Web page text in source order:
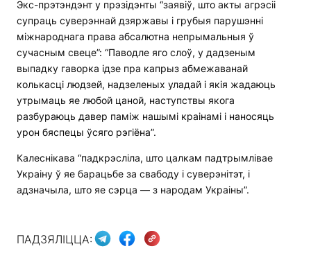
Экс-прэтэндэнт у прэзідэнты “заявіў, што акты агрэсіі
супраць суверэннай дзяржавы і грубыя парушэнні
міжнароднага права абсалютна непрымальныя ў
сучасным свеце”: “Паводле яго слоў, у дадзеным
выпадку гаворка ідзе пра капрыз абмежаванай
колькасці людзей, надзеленых уладай і якія жадаюць
утрымаць яе любой цаной, наступствы якога
разбураюць давер паміж нашымі краінамі і наносяць
урон бяспецы ўсяго рэгіёна”.
Калеснікава “падкрэсліла, што цалкам падтрымлівае
Украіну ў яе барацьбе за свабоду і суверэнітэт, і
адзначыла, што яе сэрца — з народам Украіны”.
ПАДЗЯЛІЦЦА: